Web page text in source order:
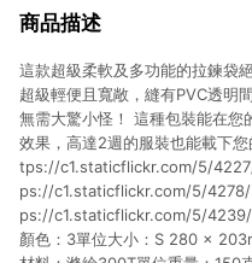
商品描述
這款超級柔軟及多功能的拉鍊袋
超級輕便且寬敞，縫有PVC透明
無需大驚小怪！ 這種包裝能在您
效果，高達2週的服裝也能載下
tps://c1.staticflickr.com/5/
ps://c1.staticflickr.com/5/
ps://c1.staticflickr.com/5/
顏色：3單位大小：S 280 x